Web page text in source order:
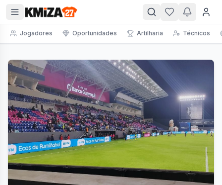
Jogadores Oportunidades Artilharia Técnicos